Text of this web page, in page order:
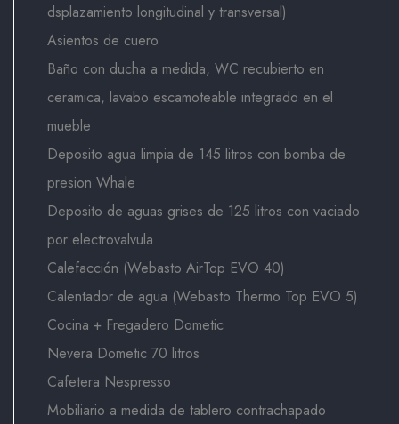
dsplazamiento longitudinal y transversal)
Asientos de cuero
Baño con ducha a medida, WC recubierto en
ceramica, lavabo escamoteable integrado en el
mueble
Deposito agua limpia de 145 litros con bomba de
presion Whale
Deposito de aguas grises de 125 litros con vaciado
por electrovalvula
Calefacción (Webasto AirTop EVO 40)
Calentador de agua (Webasto Thermo Top EVO 5)
Cocina + Fregadero Dometic
Nevera Dometic 70 litros
Cafetera Nespresso
Mobiliario a medida de tablero contrachapado